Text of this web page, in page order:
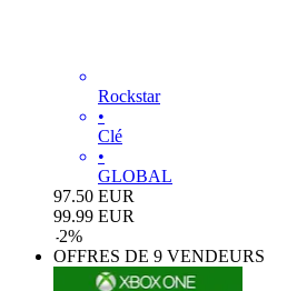
Rockstar
•
Clé
•
GLOBAL
97.50 EUR
99.99 EUR
-2%
OFFRES DE 9 VENDEURS